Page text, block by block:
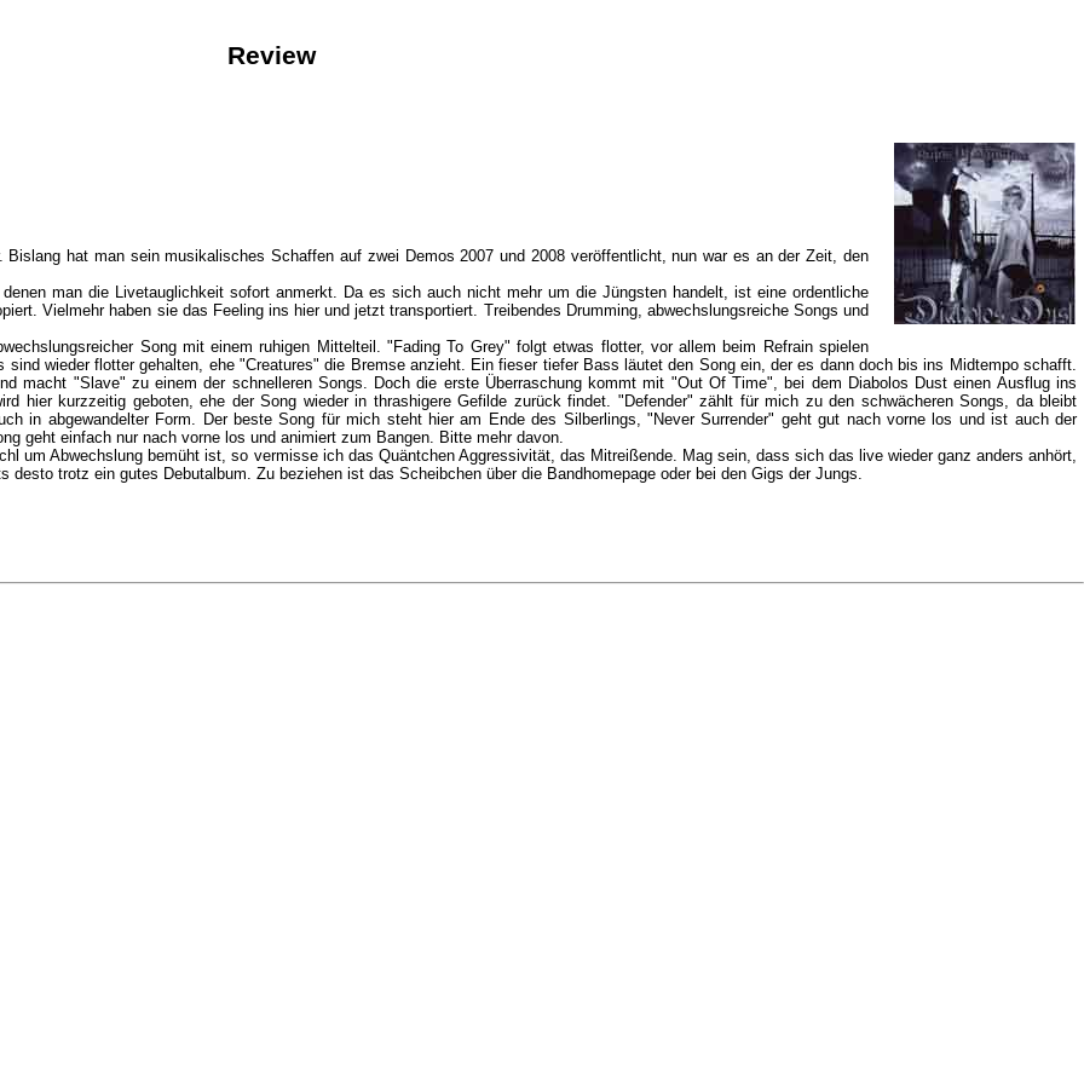
Review
hat man sein musikalisches Schaffen auf zwei Demos 2007 und 2008 veröffentlicht, nun war es an der Zeit, den
man die Livetauglichkeit sofort anmerkt. Da es sich auch nicht mehr um die Jüngsten handelt, ist eine ordentliche
Vielmehr haben sie das Feeling ins hier und jetzt transportiert. Treibendes Drumming, abwechslungsreiche Songs und
Song mit einem ruhigen Mittelteil. "Fading To Grey" folgt etwas flotter, vor allem beim Refrain spielen
wieder flotter gehalten, ehe "Creatures" die Bremse anzieht. Ein fieser tiefer Bass läutet den Song ein, der es dann doch bis ins Midtempo schafft.
macht "Slave" zu einem der schnelleren Songs. Doch die erste Überraschung kommt mit "Out Of Time", bei dem Diabolos Dust einen Ausflug ins
hier kurzzeitig geboten, ehe der Song wieder in thrashigere Gefilde zurück findet. "Defender" zählt für mich zu den schwächeren Songs, da bleibt
in abgewandelter Form. Der beste Song für mich steht hier am Ende des Silberlings, "Never Surrender" geht gut nach vorne los und ist auch der
geht einfach nur nach vorne los und animiert zum Bangen. Bitte mehr davon.
um Abwechslung bemüht ist, so vermisse ich das Quäntchen Aggressivität, das Mitreißende. Mag sein, dass sich das live wieder ganz anders anhört,
trotz ein gutes Debutalbum. Zu beziehen ist das Scheibchen über die Bandhomepage oder bei den Gigs der Jungs.